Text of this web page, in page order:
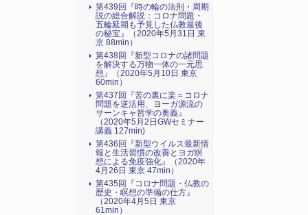
第439回『時の輪の法則・周期
説の総合解説：コロナ問題・
五輪延期も予見した仏教最後
の秘宝』（2020年5月31日 東
京 88min）
第438回『新型コロナの諸問題
を解決する万物一体の一元思
想』（2020年5月10日 東京
60min）
第437回『苦の裏に楽＝コロナ
問題を逆活用、ヨーガ源流の
サーンキャ哲学の奥義』
（2020年5月2日GWセミナー
講義 127min)
第436回『新型ウイルス最新情
報と生活習慣の改善とヨガ瞑
想による免疫強化』（2020年
4月26日 東京 47min）
第435回『コロナ問題・仏教の
歴史・瞑想の準備の仕方』
（2020年4月5日 東京
61min）